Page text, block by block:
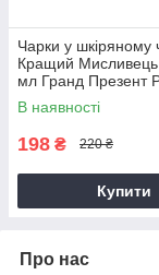
Чарки у шкіряному
Кращий
мл Гранд Презент
В наявності
198 ₴ 220 ₴
Купити
Про нас